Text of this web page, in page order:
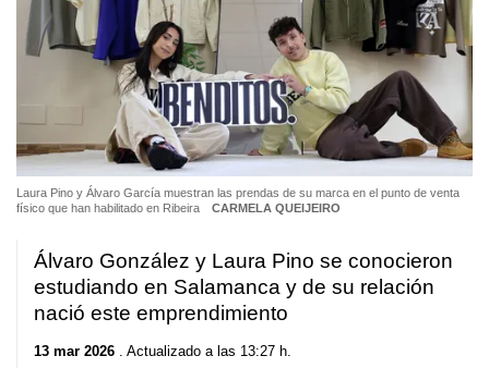
Laura Pino y Álvaro García muestran las prendas de su marca en el punto de venta
físico que han habilitado en Ribeira
CARMELA QUEIJEIRO
Álvaro González y Laura Pino se conocieron
estudiando en Salamanca y de su relación
nació este emprendimiento
13 mar 2026 . Actualizado a las 13:27 h.